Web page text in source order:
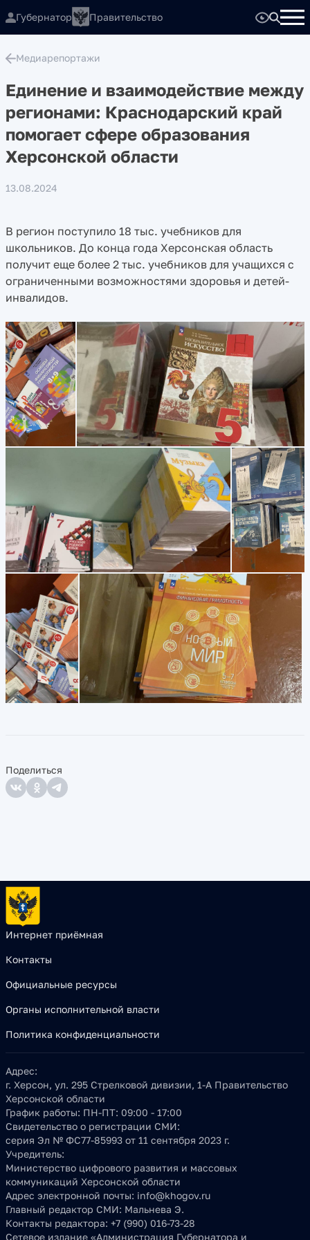
Губернатор Правительство
Медиарепортажи
Единение и взаимодействие между
регионами: Краснодарский край
помогает сфере образования
Херсонской области
13.08.2024
В регион поступило 18 тыс. учебников для
школьников. До конца года Херсонская область
получит еще более 2 тыс. учебников для учащихся с
ограниченными возможностями здоровья и детей-
инвалидов.
Поделиться
Интернет приёмная
Контакты
Официальные ресурсы
Органы исполнительной власти
Политика конфиденциальности
Адрес:
г. Херсон, ул. 295 Стрелковой дивизии, 1-А Правительство
Херсонской области
График работы: ПН-ПТ: 09:00 - 17:00
Свидетельство о регистрации СМИ:
серия Эл № ФС77-85993 от 11 сентября 2023 г.
Учредитель:
Министерство цифрового развития и массовых
коммуникаций Херсонской области
Адрес электронной почты: info@khogov.ru
Главный редактор СМИ: Мальнева Э.
Контакты редактора: +7 (990) 016-73-28
Сетевое издание «Администрация Губернатора и